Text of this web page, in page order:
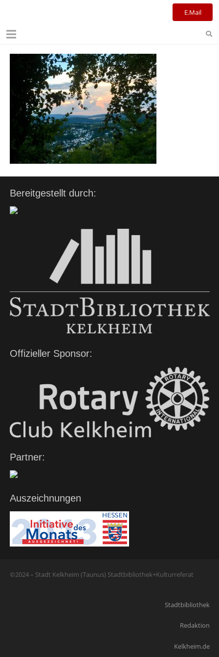
E.Mail
Bereitgestellt durch:
Offizieller Sponsor:
Partner:
Auszeichnungen
©2024 – Stadt Kelkheim (Taunus) Stadtbibliothek+Kulturreferat
Stadtbibliothek
Redaktion
Kelkheim.de